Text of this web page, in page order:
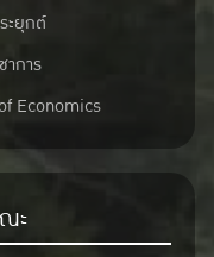
ะยุกต์
าการ
Economics
ะ